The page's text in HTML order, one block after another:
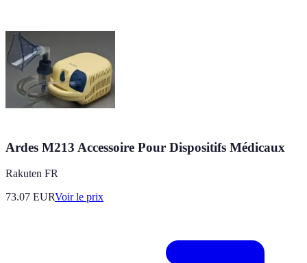
Ardes M213 Accessoire Pour Dispositifs Médicaux
Rakuten FR
73.07 EURVoir le prix